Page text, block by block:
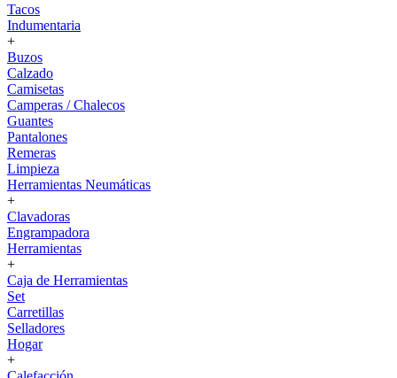
Tacos
Indumentaria
+
Buzos
Calzado
Camisetas
Camperas / Chalecos
Guantes
Pantalones
Remeras
Limpieza
Herramientas Neumáticas
+
Clavadoras
Engrampadora
Herramientas
+
Caja de Herramientas
Set
Carretillas
Selladores
Hogar
+